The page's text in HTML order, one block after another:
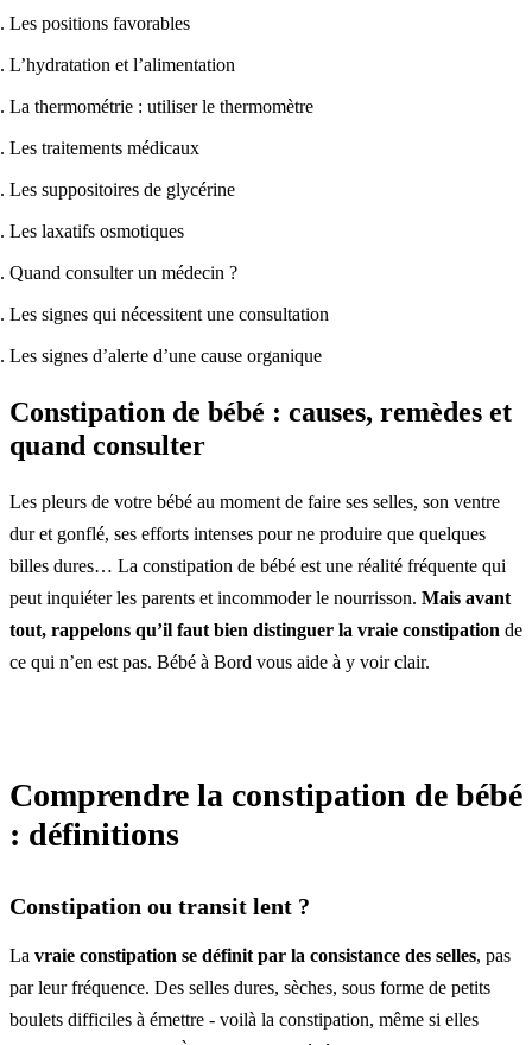
Les positions favorables
L’hydratation et l’alimentation
La thermométrie : utiliser le thermomètre
Les traitements médicaux
Les suppositoires de glycérine
Les laxatifs osmotiques
Quand consulter un médecin ?
Les signes qui nécessitent une consultation
Les signes d’alerte d’une cause organique
Constipation de bébé : causes, remèdes et
quand consulter
Les pleurs de votre bébé au moment de faire ses selles, son ventre
dur et gonflé, ses efforts intenses pour ne produire que quelques
billes dures… La constipation de bébé est une réalité fréquente qui
peut inquiéter les parents et incommoder le nourrisson. Mais avant
tout, rappelons qu’il faut bien distinguer la vraie constipation de
ce qui n’en est pas. Bébé à Bord vous aide à y voir clair.
Comprendre la constipation de bébé
: définitions
Constipation ou transit lent ?
La vraie constipation se définit par la consistance des selles, pas
par leur fréquence. Des selles dures, sèches, sous forme de petits
boulets difficiles à émettre - voilà la constipation, même si elles